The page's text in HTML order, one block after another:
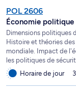
POL 2606
Économie
Dimensions politiques
Histoire et théories
mondiale. Impact de
les politiques de
Horaire de jour